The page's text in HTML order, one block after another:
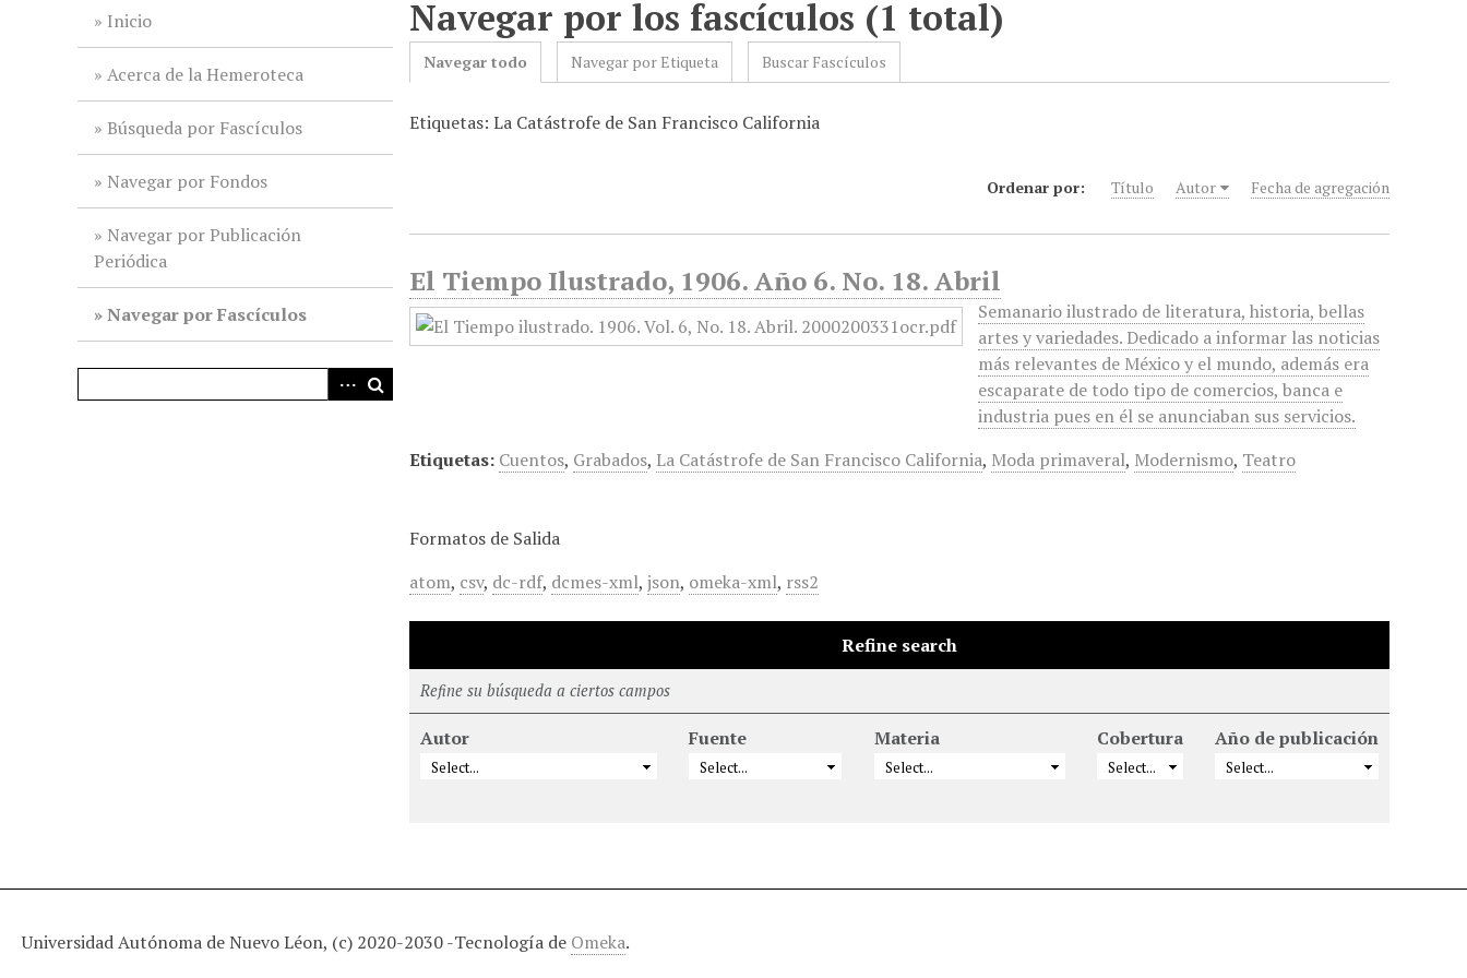
Inicio
Acerca de la Hemeroteca
Búsqueda por Fascículos
Navegar por Fondos
Navegar por Publicación
Periódica
Navegar por Fascículos
Navegar por los fascículos (1 total)
Navegar todo Navegar por Etiqueta Buscar Fascículos
Etiquetas: La Catástrofe de San Francisco California
Ordenar por: Título Autor Fecha de agregación
El Tiempo Ilustrado, 1906. Año 6. No. 18. Abril
Semanario ilustrado de literatura, historia, bellas
artes y variedades. Dedicado a informar las noticias
más relevantes de México y el mundo, además era
escaparate de todo tipo de comercios, banca e
industria pues en él se anunciaban sus servicios.
Etiquetas: Cuentos, Grabados, La Catástrofe de San Francisco California, Moda primaveral, Modernismo, Teatro
Formatos de Salida
atom, csv, dc-rdf, dcmes-xml,json, omeka-xml, rss2
Refine search
Refine su búsqueda a ciertos campos
Autor Fuente Materia Cobertura Año de publicación
Universidad Autónoma de Nuevo Léon, (c) 2020-2030 -Tecnología de Omeka.